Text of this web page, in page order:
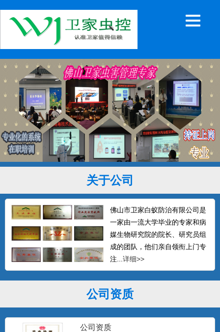
关于公司
佛山市卫家白蚁防治有限公司是
一家由一流大学毕业的专家和病
媒生物研究院的院长、研究员组
成的团队，他们亲自领衔上门专
注... 详细>>
公司资质
公司资质